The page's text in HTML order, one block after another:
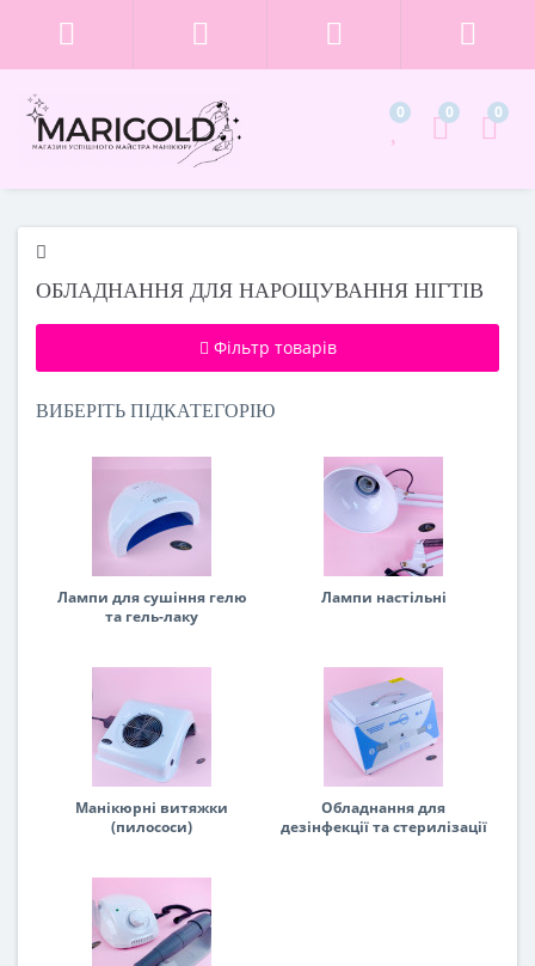
0 0 0
ОБЛАДНАННЯ ДЛЯ НАРОЩУВАННЯ НІГТІВ
Фільтр товарів
ВИБЕРІТЬ ПІДКАТЕГОРІЮ
Лампи для сушіння гелю
та гель-лаку
Лампи настільні
Манікюрні витяжки
(пилососи)
Обладнання для
дезінфекції та стерилізації